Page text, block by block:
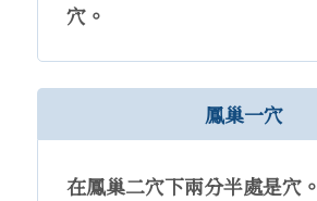
穴。
鳳巢一穴
在鳳巢二穴下兩分半處是穴。